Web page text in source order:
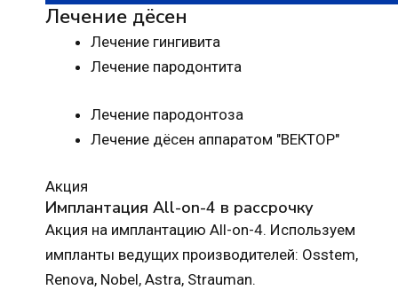
Лечение дёсен
Лечение гингивита
Лечение пародонтита
Лечение пародонтоза
Лечение дёсен аппаратом "ВЕКТОР"
Акция
Имплантация All-on-4 в рассрочку
Акция на имплантацию All-on-4. Используем
импланты ведущих производителей: Osstem,
Renova, Nobel, Astra, Strauman.